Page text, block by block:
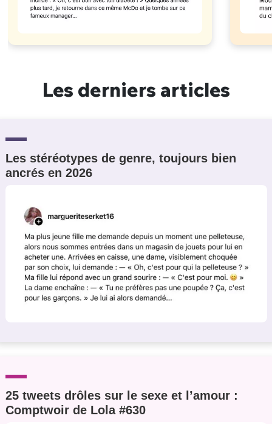
Les derniers articles
Les stéréotypes de genre, toujours bien
ancrés en 2026
25 tweets drôles sur le sexe et l’amour :
Comptwoir de Lola #630